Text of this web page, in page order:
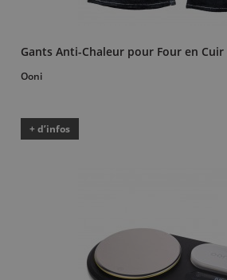
Gants Anti-Chaleur pour Four en Cuir
Ooni
+ d’infos